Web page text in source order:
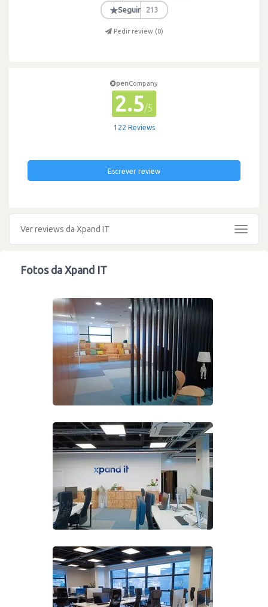
★Seguir 213
Pedir review (0)
penCompany
2.5/5
122 Reviews
Escrever review
Ver reviews da Xpand IT
Toggle
Fotos da Xpand IT